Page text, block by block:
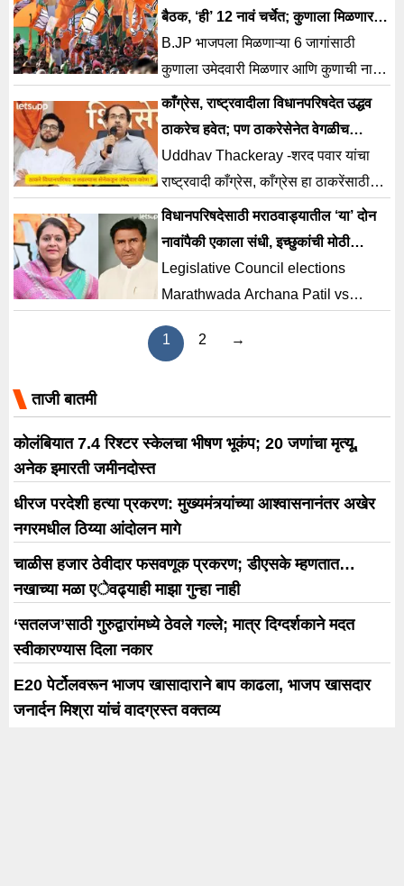
वातावरण चांगलेच तापले आहे
बैठक, ‘ही’ 12 नावं चर्चेत; कुणाला मिळणार
उमेदवारी?
B.JP भाजपला मिळणाऱ्या 6 जागांसाठी
कुणाला उमेदवारी मिळणार आणि कुणाची नावं
या शर्यतीत आहेत. जाणून घ्या सविस्तर...
काँग्रेस, राष्ट्रवादीला विधानपरिषदेत उद्धव
ठाकरेच हवेत; पण ठाकरेसेनेत वेगळीच
धडपड…
Uddhav Thackeray -शरद पवार यांचा
राष्ट्रवादी काँग्रेस, काँग्रेस हा ठाकरेंसाठी
आग्रही आहे. परंतु उद्धव ठाकरे यांनी अद्याप
विधानपरिषदेवर जाण्यासाठी होकार दिलेला
नाही.
विधानपरिषदेसाठी मराठवाड्यातील ‘या’ दोन
नावांपैकी एकाला संधी, इच्छुकांची मोठी
रस्सीखेच
Legislative Council elections
Marathwada Archana Patil vs
(Legislative Council elections) मोठे
विधानपरिषद निवडणुका होत आहे. त्यामुळे
आलाय. विधान परिषदेतील पाच रिक्त
जागांसाठी 27 मार्चला मतदान (Elections)
होणार असून, या निवडणुकीसाठी इच्छुकांची
[…]
1 2 →
ताजी बातमी
कोलंबियात 7.4 रिश्टर स्केलचा भीषण भूकंप; 20 जणांचा मृत्यू,
अनेक इमारती जमीनदोस्त
धीरज परदेशी हत्या प्रकरण: मुख्यमंत्र्यांच्या आश्वासनानंतर अखेर
नगरमधील ठिय्या आंदोलन मागे
चाळीस हजार ठेवीदार फसवणूक प्रकरण; डीएसके म्हणतात…
नखाच्या मळा एेवढ्याही माझा गुन्हा नाही
‘सतलज’साठी गुरुद्वारांमध्ये ठेवले गल्ले; मात्र दिग्दर्शकाने मदत
स्वीकारण्यास दिला नकार
E20 पेर्टोलवरून भाजप खासादाराने बाप काढला, भाजप खासदार
जनार्दन मिश्रा यांचं वादग्रस्त वक्तव्य